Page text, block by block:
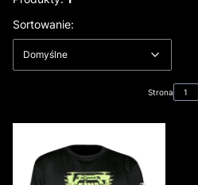
Lista produktów
Sortowanie:
Domyślne
Strona